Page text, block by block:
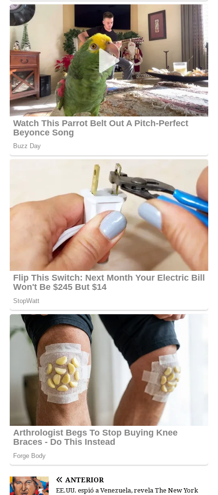
ANTERIOR
EE.UU. espió a Venezuela, revela The New York